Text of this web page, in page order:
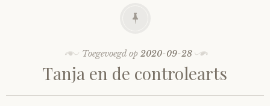
Johanna
Toegevoegd op 2020-09-28
Tanja en de controlearts